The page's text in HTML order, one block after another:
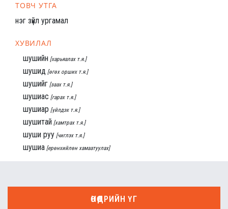
ТОВЧ УТГА
нэг зүйл ургамал
ХУВИЛАЛ
шушийн [харьяалах т.я.]
шушид [өгөх орших т.я.]
шушийг [заах т.я.]
шушиас [гарах т.я.]
шушиар [үйлдэх т.я.]
шушитай [хамтрах т.я.]
шуши руу [чиглэх т.я.]
шушиа [ерөнхийлөн хамаатуулах]
ӨНӨӨДРИЙН ҮГ